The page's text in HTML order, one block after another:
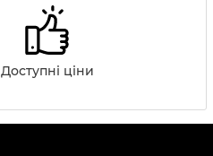
Доступні ціни